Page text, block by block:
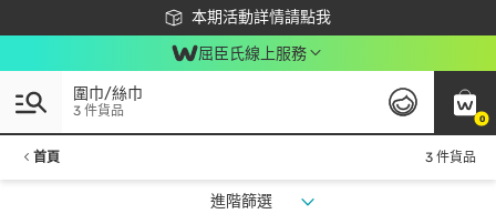
本期活動詳情請點我
下載app最高回饋$350
屈臣氏線上服務
0
圍巾/絲巾
3 件貨品
首頁 3 件貨品
進階篩選